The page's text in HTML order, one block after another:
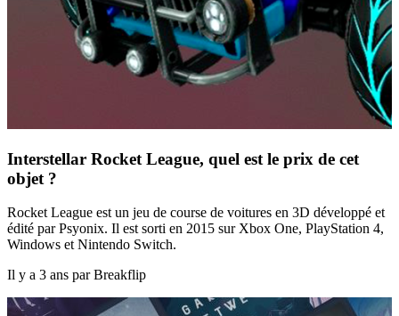
Interstellar Rocket League, quel est le prix de cet
objet ?
Rocket League est un jeu de course de voitures en 3D développé et
édité par Psyonix. Il est sorti en 2015 sur Xbox One, PlayStation 4,
Windows et Nintendo Switch.
Il y a 3 ans par Breakflip